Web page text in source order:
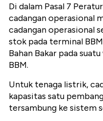
Di dalam Pasal 7
cadangan operasional
cadangan operasional
stok pada terminal
Bahan Bakar pada
BBM.
Untuk tenaga listrik,
kapasitas satu
tersambung ke sistem